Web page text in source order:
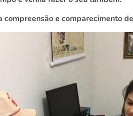
compreensão e comparecimento de